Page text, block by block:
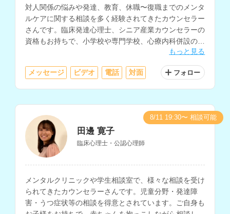
対人関係の悩みや発達、教育、休職〜復職までのメンタ
ルケアに関する相談を多く経験されてきたカウンセラー
さんです。臨床発達心理士、シニア産業カウンセラーの
資格もお持ちで、小学校や専門学校、心療内科併設のカ
ウンセリングセンターにて、様々な年齢層へのカウンセ
もっと見る
メッセージ ビデオ 電話 対面 フォロー
田邊 寛子
臨床心理士・公認心理師
メンタルクリニックや学生相談室で、様々な相談を受け
られてきたカウンセラーさんです。児童分野・発達障
害・うつ症状等の相談を得意とされています。ご自身も
8/11 19:30〜 相談可能